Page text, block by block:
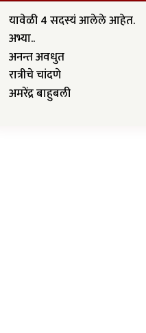
यावेळी 4 सदस्यं आलेले आहेत.
अभ्या..
अनन्त अवधुत
रात्रीचे चांदणे
अमरेंद्र बाहुबली